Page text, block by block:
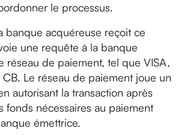
le processus.
banque acquéreuse reçoit ce
une requête à la banque
réseau de paiement, tel que VISA,
Le réseau de paiement joue un
autorisant la transaction après
fonds nécessaires au paiement
émettrice.